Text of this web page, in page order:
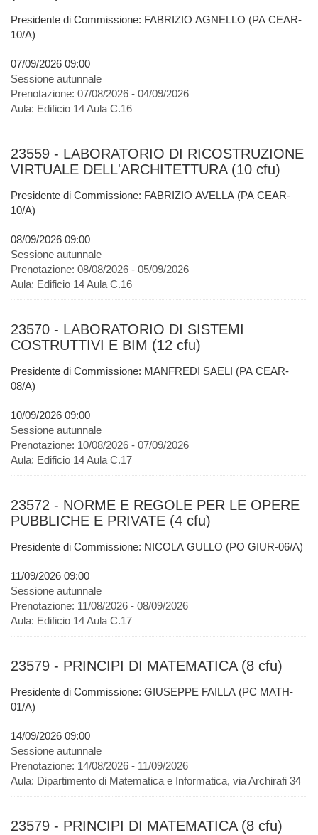
Presidente di Commissione: FABRIZIO AGNELLO (PA CEAR-
10/A)
07/09/2026 09:00
Sessione autunnale
Prenotazione: 07/08/2026 - 04/09/2026
Aula: Edificio 14 Aula C.16
23559 - LABORATORIO DI RICOSTRUZIONE
VIRTUALE DELL'ARCHITETTURA (10 cfu)
Presidente di Commissione: FABRIZIO AVELLA (PA CEAR-
10/A)
08/09/2026 09:00
Sessione autunnale
Prenotazione: 08/08/2026 - 05/09/2026
Aula: Edificio 14 Aula C.16
23570 - LABORATORIO DI SISTEMI
COSTRUTTIVI E BIM (12 cfu)
Presidente di Commissione: MANFREDI SAELI (PA CEAR-
08/A)
10/09/2026 09:00
Sessione autunnale
Prenotazione: 10/08/2026 - 07/09/2026
Aula: Edificio 14 Aula C.17
23572 - NORME E REGOLE PER LE OPERE
PUBBLICHE E PRIVATE (4 cfu)
Presidente di Commissione: NICOLA GULLO (PO GIUR-06/A)
11/09/2026 09:00
Sessione autunnale
Prenotazione: 11/08/2026 - 08/09/2026
Aula: Edificio 14 Aula C.17
23579 - PRINCIPI DI MATEMATICA (8 cfu)
Presidente di Commissione: GIUSEPPE FAILLA (PC MATH-
01/A)
14/09/2026 09:00
Sessione autunnale
Prenotazione: 14/08/2026 - 11/09/2026
Aula: Dipartimento di Matematica e Informatica, via Archirafi 34
23579 - PRINCIPI DI MATEMATICA (8 cfu)